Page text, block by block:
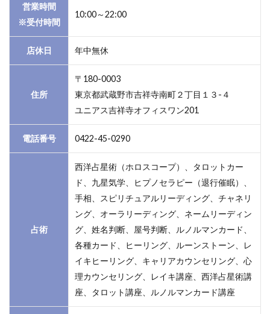
営業時間
※受付時間
10:00～22:00
店休日 年中無休
住所
〒180-0003
東京都武蔵野市吉祥寺南町２丁目１３-４
ユニアス吉祥寺オフィスワン201
電話番号 0422-45-0290
占術
西洋占星術（ホロスコープ）、タロットカー
ド、九星気学、ヒプノセラピー（退行催眠）、
手相、スピリチュアルリーディング、チャネリ
ング、オーラリーディング、ネームリーディン
グ、姓名判断、屋号判断、ルノルマンカード、
各種カード、ヒーリング、ルーンストーン、レ
イキヒーリング、キャリアカウンセリング、心
理カウンセリング、レイキ講座、西洋占星術講
座、タロット講座、ルノルマンカード講座